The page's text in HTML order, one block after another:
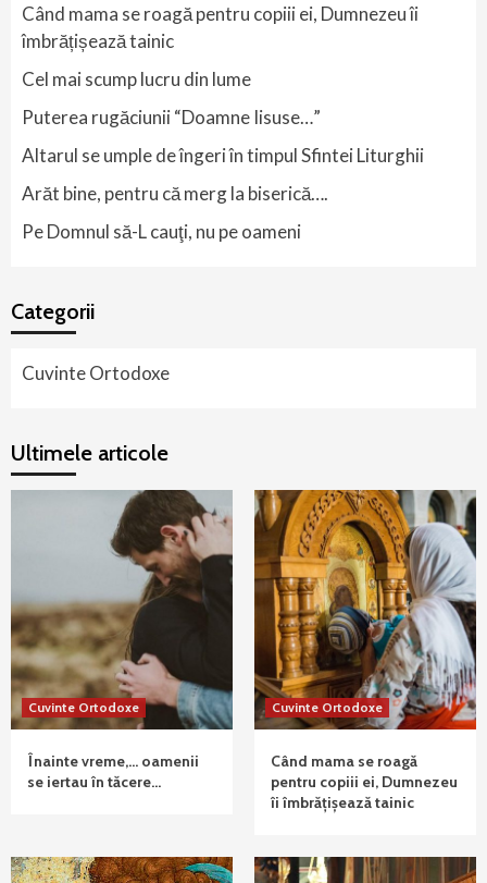
Când mama se roagă pentru copiii ei, Dumnezeu îi
îmbrățișează tainic
Cel mai scump lucru din lume
Puterea rugăciunii “Doamne Iisuse…”
Altarul se umple de îngeri în timpul Sfintei Liturghii
Arăt bine, pentru că merg la biserică….
Pe Domnul să-L cauţi, nu pe oameni
Categorii
Cuvinte Ortodoxe
Ultimele articole
Cuvinte Ortodoxe
Înainte vreme,… oamenii
se iertau în tăcere…
Cuvinte Ortodoxe
Când mama se roagă
pentru copiii ei, Dumnezeu
îi îmbrățișează tainic